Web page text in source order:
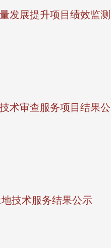
发展提升项目绩效监
术审查服务项目结果
技术服务结果公示